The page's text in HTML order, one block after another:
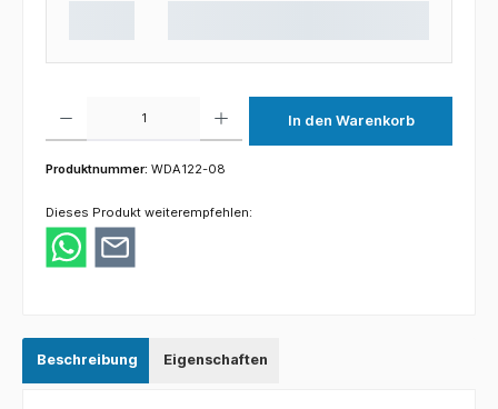
In den Warenkorb
Produktnummer: WDA122-08
Dieses Produkt weiterempfehlen:
Beschreibung Eigenschaften